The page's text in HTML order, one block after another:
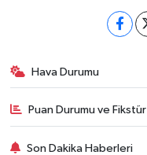
Hava Durumu
Puan Durumu ve Fikstür
Son Dakika Haberleri